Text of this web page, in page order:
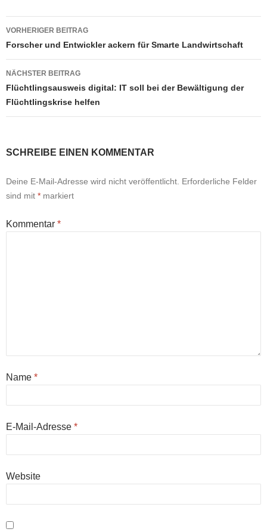
Beitragsnavigation
VORHERIGER BEITRAG
Forscher und Entwickler ackern für Smarte Landwirtschaft
NÄCHSTER BEITRAG
Flüchtlingsausweis digital: IT soll bei der Bewältigung der
Flüchtlingskrise helfen
SCHREIBE EINEN KOMMENTAR
Deine E-Mail-Adresse wird nicht veröffentlicht. Erforderliche Felder
sind mit * markiert
Kommentar *
Name *
E-Mail-Adresse *
Website